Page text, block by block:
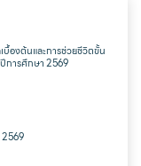
บื้องต้นและการช่วยชีวิตขั้น
การศึกษา 2569
2569